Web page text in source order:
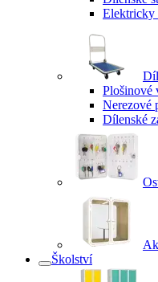
Elektricky
Plošinové
Nerezové
Dílenské
Školství